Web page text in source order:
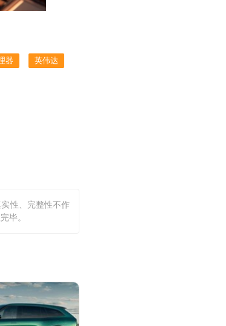
器 英伟达
性、完整性不作
毕。